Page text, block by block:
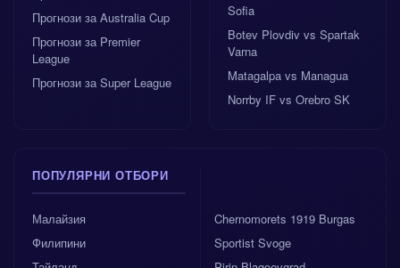
Прогнозиран резултат на полувремето:
0:0.
Прогнозиран краен резултат: 0:0.
мач“, както и на очакваната дисциплина: по 2
среща, но без пълен срив. Корнерите се очакват
да са 8-5 за Канада (13 общо), което говори, че
Прогнози за Australia Cup
Прогнози за Premier
League
Прогнози за Super League
Sofia
Botev Plovdiv vs Spartak
Varna
Matagalpa vs Managua
Norrby IF vs Orebro SK
ПОПУЛЯРНИ ОТБОРИ
Малайзия
Филипини
Chernomorets 1919 Burgas
Sportist Svoge